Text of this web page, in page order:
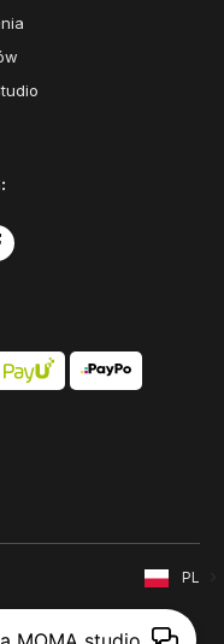
autorskim i
PL